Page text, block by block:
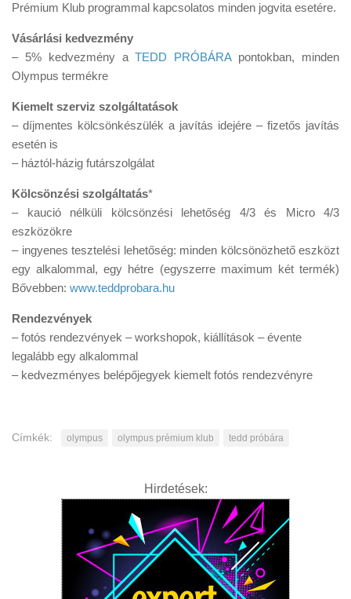
Prémium Klub programmal kapcsolatos minden jogvita esetére.
Vásárlási kedvezmény
– 5% kedvezmény aTEDD PRÓBÁRApontokban, minden
Olympus termékre
Kiemelt szerviz szolgáltatások
– díjmentes kölcsönkészülék a javítás idejére – fizetős javítás
esetén is
– háztól-házig futárszolgálat
Kölcsönzési szolgáltatás*
– kaució nélküli kölcsönzési lehetőség 4/3 és Micro 4/3
eszközökre
– ingyenes tesztelési lehetőség: minden kölcsönözhető eszközt
egy alkalommal, egy hétre (egyszerre maximum két termék)
Bővebben: www.teddprobara.hu
Rendezvények
– fotós rendezvények – workshopok, kiállítások – évente
legalább egy alkalommal
– kedvezményes belépőjegyek kiemelt fotós rendezvényre
Címkék: olympus olympus prémium klub tedd próbára
Hirdetések: